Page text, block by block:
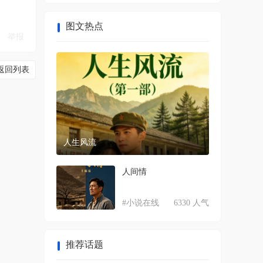
回列表
图文热点
人生风流
人间情
6330 人气
#小说在线
推荐话题